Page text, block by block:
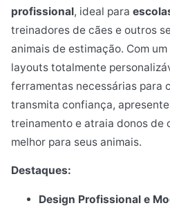
profissional, ideal para
treinadores de cães e outros
animais de estimação. Com
layouts totalmente
ferramentas necessárias para
transmita confiança,
treinamento e atraia donos de
melhor para seus animais.
Destaques:
Design Profissional e